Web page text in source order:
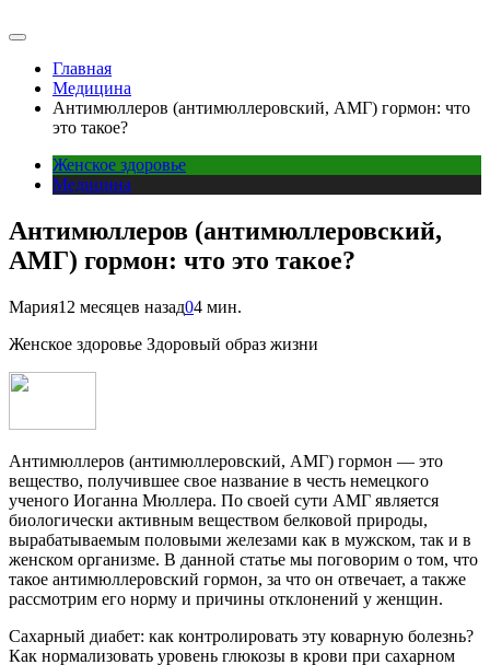
Главная
Медицина
Антимюллеров (антимюллеровский, АМГ) гормон: что
это такое?
Женское здоровье
Медицина
Антимюллеров (антимюллеровский,
АМГ) гормон: что это такое?
Мария12 месяцев назад04 мин.
Женское здоровье Здоровый образ жизни
Антимюллеров (антимюллеровский, АМГ) гормон — это
вещество, получившее свое название в честь немецкого
ученого Иоганна Мюллера. По своей сути АМГ является
биологически активным веществом белковой природы,
вырабатываемым половыми железами как в мужском, так и в
женском организме. В данной статье мы поговорим о том, что
такое антимюллеровский гормон, за что он отвечает, а также
рассмотрим его норму и причины отклонений у женщин.
Сахарный диабет: как контролировать эту коварную болезнь?
Как нормализовать уровень глюкозы в крови при сахарном